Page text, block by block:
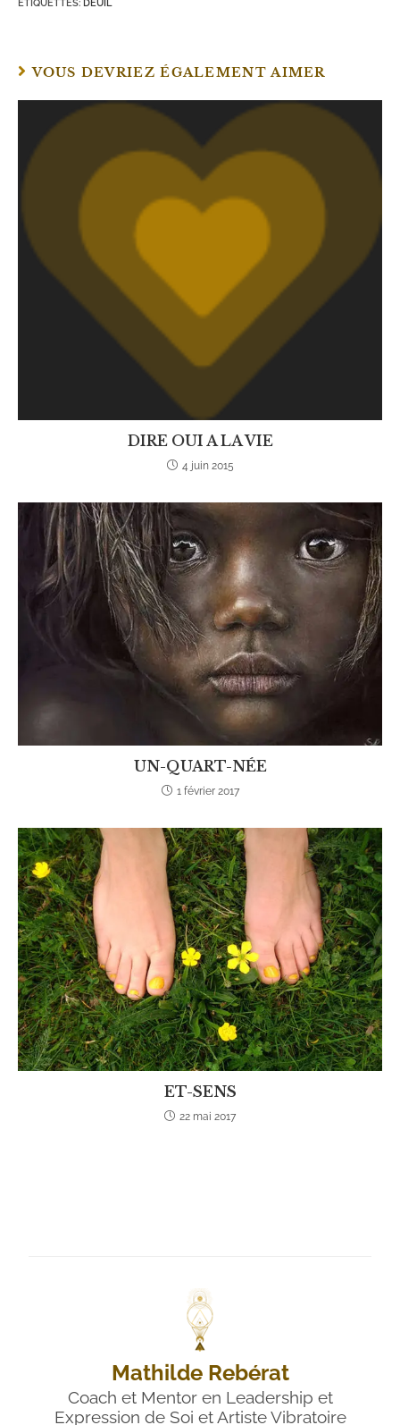
ÉTIQUETTES: DEUIL
VOUS DEVRIEZ ÉGALEMENT AIMER
DIRE OUI A LA VIE
4 juin 2015
UN-QUART-NÉE
1 février 2017
ET-SENS
22 mai 2017
Mathilde Rebérat
Coach et Mentor en Leadership et
Expression de Soi et Artiste Vibratoire